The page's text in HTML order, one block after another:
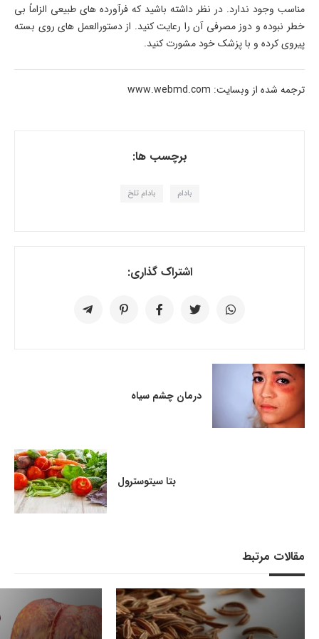
مناسب وجود ندارد. در نظر داشته باشید که فرآورده های طبیعی الزاماً بی
خطر نبوده و دوز مصرفی آن را رعایت کنید. از دستورالعمل های روی بسته
پیروی کرده و با پزشک خود مشورت کنید.
ترجمه شده از وبسایت: www.webmd.com
برچسب ها:
بادام بادام تلخ
اشتراک گذاری:
درمان چشم سیاه
بتا سیتوسترول
مقالات مرتبط